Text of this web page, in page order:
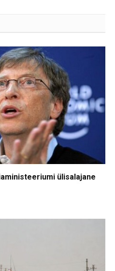
ülisalajane